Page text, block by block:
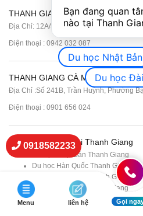
THANH GIANG Đắk Lắk
Địa Chỉ: 12A/33, khu phố Ninh Tịnh 6,
Điện thoại : 0942 032 087
THANH GIANG CÀ MAU
Địa Chỉ :Số 241B, Trần Huỳnh, Phường
Điện thoại : 0901 656 024
Các dịch vụ khác tại Thanh Giang
Du học Nhật Bản Thanh Giang
Du học Hàn Quốc Thanh Giang
Du học nghề Đức Thanh Giang
Du học Đài Loan Thanh Giang
Xuất khẩu lao động Nhật Bản
0918582233
Menu liên hệ Gọi
Bạn đang quan
nào tại Thanh
Du học Nhật Bản
Du học